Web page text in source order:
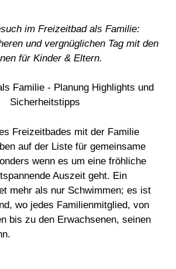
im Freizeitbad als Familie:
und vergnüglichen Tag mit den
für Kinder & Eltern.
Freizeitbades mit der Familie
auf der Liste für gemeinsame
wenn es um eine fröhliche
Auszeit geht. Ein
mehr als nur Schwimmen; es ist
wo jedes Familienmitglied, von
bis zu den Erwachsenen, seinen